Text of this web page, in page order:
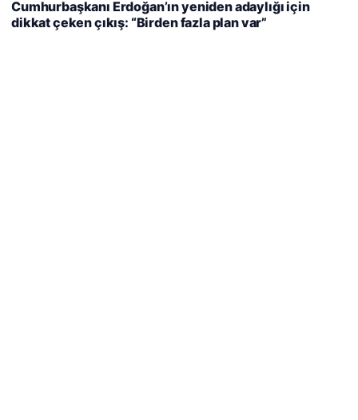
Reddet Kabul Et
Cumhurbaşkanı Erdoğan’ın yeniden adaylığı için
dikkat çeken çıkış: “Birden fazla plan var”